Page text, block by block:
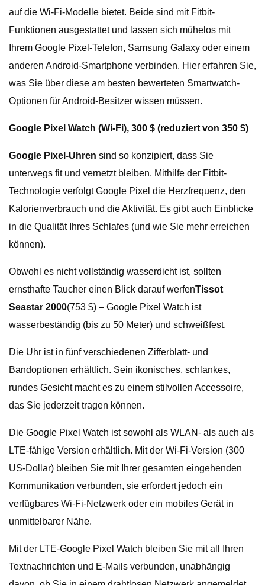
auf die Wi-Fi-Modelle bietet. Beide sind mit Fitbit-
Funktionen ausgestattet und lassen sich mühelos mit
Ihrem Google Pixel-Telefon, Samsung Galaxy oder einem
anderen Android-Smartphone verbinden. Hier erfahren Sie,
was Sie über diese am besten bewerteten Smartwatch-
Optionen für Android-Besitzer wissen müssen.
Google Pixel Watch (Wi-Fi), 300 $ (reduziert von 350 $)
Google Pixel-Uhren sind so konzipiert, dass Sie
unterwegs fit und vernetzt bleiben. Mithilfe der Fitbit-
Technologie verfolgt Google Pixel die Herzfrequenz, den
Kalorienverbrauch und die Aktivität. Es gibt auch Einblicke
in die Qualität Ihres Schlafes (und wie Sie mehr erreichen
können).
Obwohl es nicht vollständig wasserdicht ist, sollten
ernsthafte Taucher einen Blick darauf werfenTissot
Seastar 2000(753 $) – Google Pixel Watch ist
wasserbeständig (bis zu 50 Meter) und schweißfest.
Die Uhr ist in fünf verschiedenen Zifferblatt- und
Bandoptionen erhältlich. Sein ikonisches, schlankes,
rundes Gesicht macht es zu einem stilvollen Accessoire,
das Sie jederzeit tragen können.
Die Google Pixel Watch ist sowohl als WLAN- als auch als
LTE-fähige Version erhältlich. Mit der Wi-Fi-Version (300
US-Dollar) bleiben Sie mit Ihrer gesamten eingehenden
Kommunikation verbunden, sie erfordert jedoch ein
verfügbares Wi-Fi-Netzwerk oder ein mobiles Gerät in
unmittelbarer Nähe.
Mit der LTE-Google Pixel Watch bleiben Sie mit all Ihren
Textnachrichten und E-Mails verbunden, unabhängig